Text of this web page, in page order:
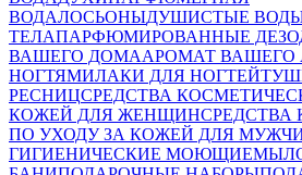
ВОДАЛОСЬОНЫДУШИСТЫЕ
ТЕЛАПАРФЮМИРОВАННЫЕ
ВАШЕГО ДОМААРОМАТ ВАШЕГО
НОГТЯМИЛАКИ ДЛЯ НОГТЕЙ
РЕСНИЦСРЕДСТВА
КОЖЕЙ ДЛЯ ЖЕНЩИНСРЕДСТВА
ПО УХОДУ ЗА КОЖЕЙ ДЛЯ
ГИГИЕНИЧЕСКИЕ МОЮЩИЕ